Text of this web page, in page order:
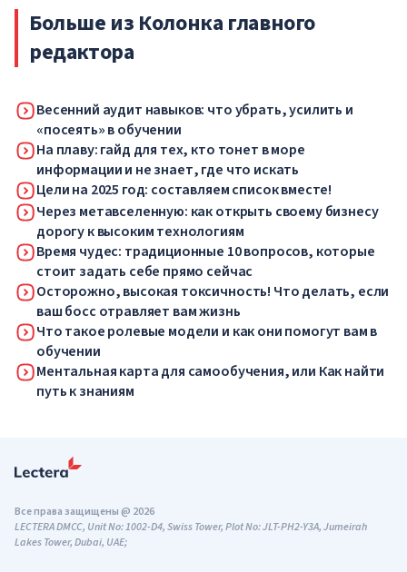
Больше из Колонка главного
редактора
Весенний аудит навыков: что убрать, усилить и
«посеять» в обучении
На плаву: гайд для тех, кто тонет в море
информации и не знает, где что искать
Цели на 2025 год: составляем список вместе!
Через метавселенную: как открыть своему бизнесу
дорогу к высоким технологиям
Время чудес: традиционные 10 вопросов, которые
стоит задать себе прямо сейчас
Осторожно, высокая токсичность! Что делать, если
ваш босс отравляет вам жизнь
Что такое ролевые модели и как они помогут вам в
обучении
Ментальная карта для самообучения, или Как найти
путь к знаниям
Все права защищены @ 2026
LECTERA DMCC, Unit No: 1002-D4, Swiss Tower, Plot No: JLT-PH2-Y3A, Jumeirah
Lakes Tower, Dubai, UAE;